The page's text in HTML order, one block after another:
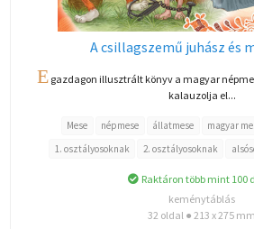
A csillagszemű juhász és
Egazdagon illusztrált könyv a magyar
kalauzolja el...
Mese népmese állatmese magyar
1. osztályosoknak
2. osztályosoknak
Raktáron több mint 100
keménytáblás
32 oldal ● 213 x 275 mm